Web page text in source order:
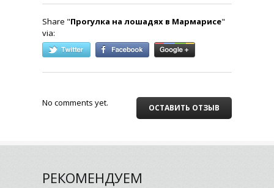
Share "Прогулка на лошадях в Мармарисе"
via:
ОСТАВИТЬ ОТЗЫВ
No comments yet.
РЕКОМЕНДУЕМ